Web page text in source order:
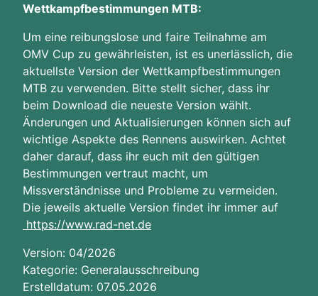
Wettkampfbestimmungen MTB:
Um eine reibungslose und faire Teilnahme am
OMV Cup zu gewährleisten, ist es unerlässlich, die
aktuellste Version der Wettkampfbestimmungen
MTB zu verwenden. Bitte stellt sicher, dass ihr
beim Download die neueste Version wählt.
Änderungen und Aktualisierungen können sich auf
wichtige Aspekte des Rennens auswirken. Achtet
daher darauf, dass ihr euch mit den gültigen
Bestimmungen vertraut macht, um
Missverständnisse und Probleme zu vermeiden.
Die jeweils aktuelle Version findet ihr immer auf
https://www.rad-net.de
Version: 04/2026
Kategorie: Generalausschreibung
Erstelldatum: 07.05.2026